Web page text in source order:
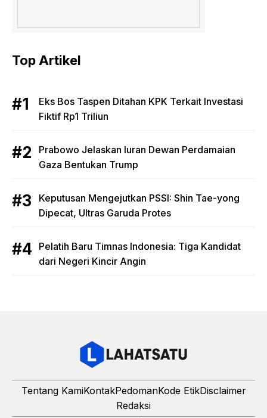
Top Artikel
Eks Bos Taspen Ditahan KPK Terkait Investasi
Fiktif Rp1 Triliun
Prabowo Jelaskan Iuran Dewan Perdamaian
Gaza Bentukan Trump
Keputusan Mengejutkan PSSI: Shin Tae-yong
Dipecat, Ultras Garuda Protes
Pelatih Baru Timnas Indonesia: Tiga Kandidat
dari Negeri Kincir Angin
Tentang KamiKontakPedomanKode EtikDisclaimer
Redaksi